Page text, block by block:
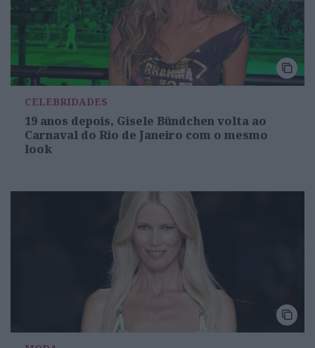
CELEBRIDADES
19 anos depois, Gisele Bündchen volta ao
Carnaval do Rio de Janeiro com o mesmo
look